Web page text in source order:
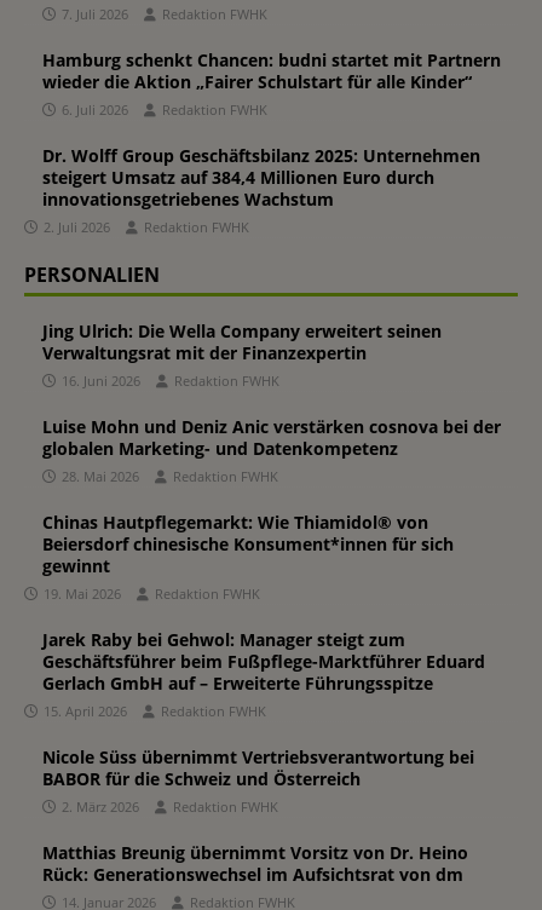
7. Juli 2026 Redaktion FWHK
Hamburg schenkt Chancen: budni startet mit Partnern
wieder die Aktion „Fairer Schulstart für alle Kinder“
6. Juli 2026 Redaktion FWHK
Dr. Wolff Group Geschäftsbilanz 2025: Unternehmen
steigert Umsatz auf 384,4 Millionen Euro durch
innovationsgetriebenes Wachstum
2. Juli 2026 Redaktion FWHK
PERSONALIEN
Jing Ulrich: Die Wella Company erweitert seinen
Verwaltungsrat mit der Finanzexpertin
16. Juni 2026 Redaktion FWHK
Luise Mohn und Deniz Anic verstärken cosnova bei der
globalen Marketing- und Datenkompetenz
28. Mai 2026 Redaktion FWHK
Chinas Hautpflegemarkt: Wie Thiamidol® von
Beiersdorf chinesische Konsument*innen für sich
gewinnt
19. Mai 2026 Redaktion FWHK
Jarek Raby bei Gehwol: Manager steigt zum
Geschäftsführer beim Fußpflege-Marktführer Eduard
Gerlach GmbH auf – Erweiterte Führungsspitze
15. April 2026 Redaktion FWHK
Nicole Süss übernimmt Vertriebsverantwortung bei
BABOR für die Schweiz und Österreich
2. März 2026 Redaktion FWHK
Matthias Breunig übernimmt Vorsitz von Dr. Heino
Rück: Generationswechsel im Aufsichtsrat von dm
14. Januar 2026 Redaktion FWHK